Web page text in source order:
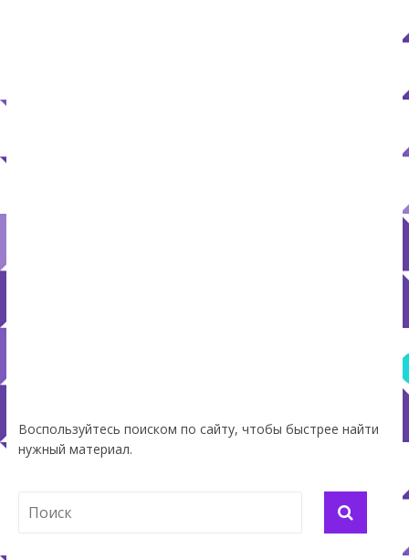
Воспользуйтесь поиском по сайту, чтобы быстрее найти
нужный материал.